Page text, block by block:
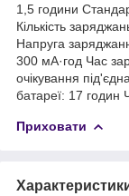
1,5 години
Кількість
Напруга
300 мА·год Час
очікування
батареї: 17 годин
Приховати